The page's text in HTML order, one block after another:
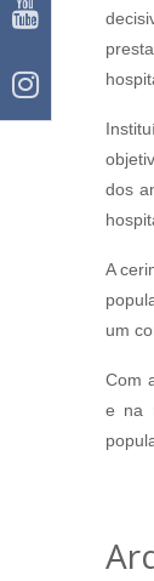
dos
A
um
Com
e na